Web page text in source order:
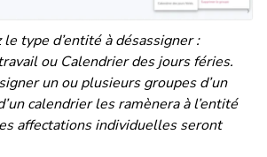
type d’entité à désassigner :
ou Calendrier des jours féries.
un ou plusieurs groupes d’un
calendrier les ramènera à l’entité
affectations individuelles seront